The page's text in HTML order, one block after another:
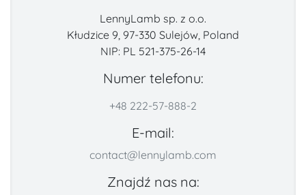
LennyLamb sp. z o.o.
Kłudzice 9, 97-330 Sulejów, Poland
NIP: PL 521-375-26-14
Numer telefonu:
+48 222-57-888-2
E-mail:
contact@lennylamb.com
Znajdź nas na: